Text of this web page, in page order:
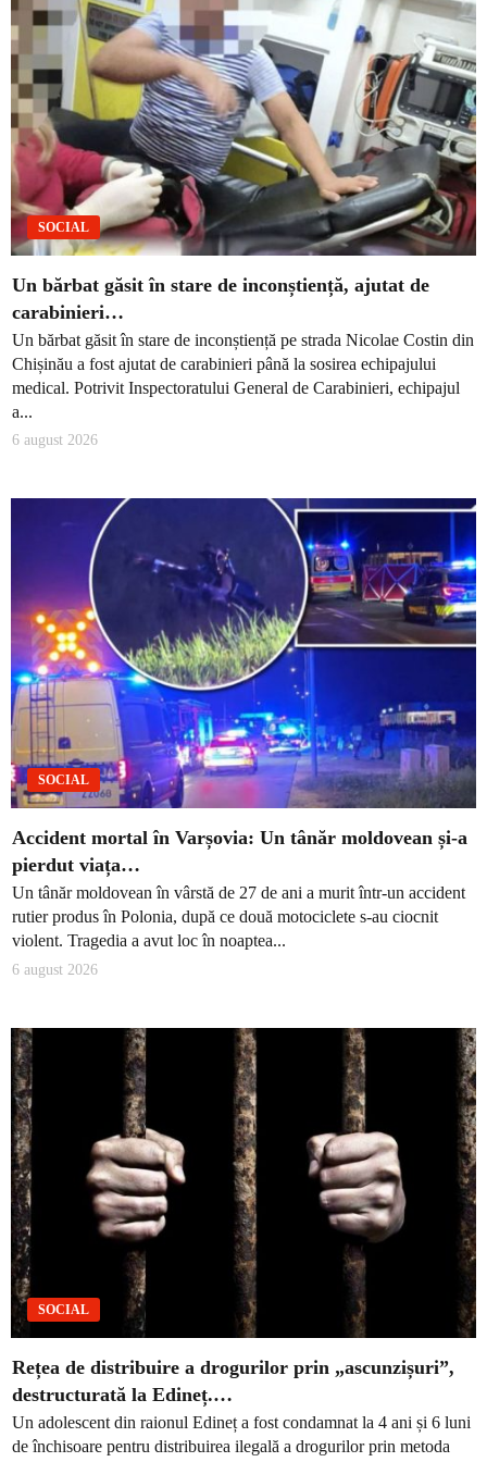
SOCIAL
Un bărbat găsit în stare de inconștiență, ajutat de
carabinieri…
Un bărbat găsit în stare de inconștiență pe strada Nicolae Costin din
Chișinău a fost ajutat de carabinieri până la sosirea echipajului
medical. Potrivit Inspectoratului General de Carabinieri, echipajul
a...
6 august 2026
SOCIAL
Accident mortal în Varșovia: Un tânăr moldovean și-a
pierdut viața…
Un tânăr moldovean în vârstă de 27 de ani a murit într-un accident
rutier produs în Polonia, după ce două motociclete s-au ciocnit
violent. Tragedia a avut loc în noaptea...
6 august 2026
SOCIAL
Rețea de distribuire a drogurilor prin „ascunzișuri”,
destructurată la Edineț.…
Un adolescent din raionul Edineț a fost condamnat la 4 ani și 6 luni
de închisoare pentru distribuirea ilegală a drogurilor prin metoda